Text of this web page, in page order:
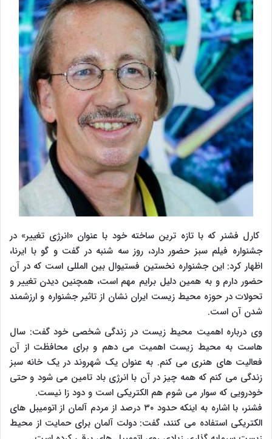
کارل فشنر که با تازه ترین ساخته خود با عنوان «انرژی تغییر» در
جشنواره فیلم سبز حضور دارد، روز سه شنبه در گفت و گو با ایرنا،
اظهار کرد: این جشنواره نخستین فستیوال بین المللی است که در آن
حضور دارم و به همین دلیل برایم مهم است، همچنین دیدن تغییر و
تحولات در حوزه محیط زیست ایران نشان از تاثیر جشنواره و ارزشمند
شدن آن است.
وی درباره اهمیت محیط زیست در زندگی شخصی خود گفت: سال
هاست به محیط زیست اهمیت می دهم و برای محافظت از آن
فعالیت های هنری می کنم. به عنوان یک شهروند در یک خانه سبز
زندگی می کنم که همه چیز در آن با انرژی باد تامین می شود و حتی
خودرویی که سوار می شوم هم الکتریکی است و دود زا نیست.
فشنر، با اشاره به اینکه حدود ۳۰ درصد از مردم آلمان از اتومیبل های
الکتریکی استفاده می کنند، گفت: دولت آلمان برای حمایت از محیط